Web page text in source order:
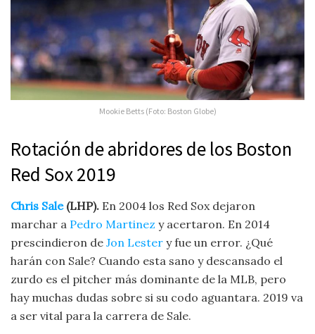
Mookie Betts (Foto: Boston Globe)
Rotación de abridores de los Boston
Red Sox 2019
Chris Sale(LHP). En 2004 los Red Sox dejaron
marchar a Pedro Martinez y acertaron. En 2014
prescindieron de Jon Lester y fue un error. ¿Qué
harán con Sale? Cuando esta sano y descansado el
zurdo es el pitcher más dominante de la MLB, pero
hay muchas dudas sobre si su codo aguantara. 2019 va
a ser vital para la carrera de Sale.